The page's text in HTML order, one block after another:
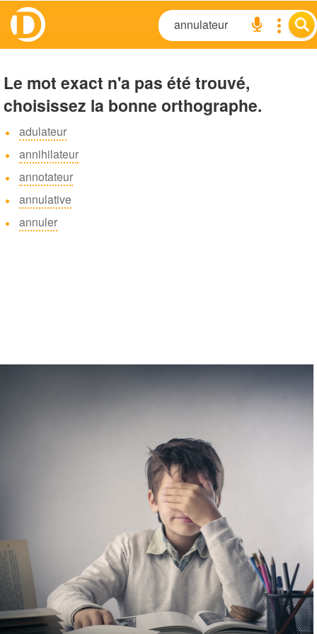
Le mot exact n'a pas été trouvé,
choisissez la bonne orthographe.
adulateur
annihilateur
annotateur
annulative
annuler